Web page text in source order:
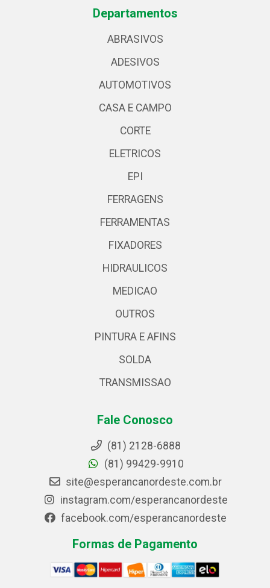
Departamentos
ABRASIVOS
ADESIVOS
AUTOMOTIVOS
CASA E CAMPO
CORTE
ELETRICOS
EPI
FERRAGENS
FERRAMENTAS
FIXADORES
HIDRAULICOS
MEDICAO
OUTROS
PINTURA E AFINS
SOLDA
TRANSMISSAO
Fale Conosco
(81) 2128-6888
(81) 99429-9910
site@esperancanordeste.com.br
instagram.com/esperancanordeste
facebook.com/esperancanordeste
Formas de Pagamento